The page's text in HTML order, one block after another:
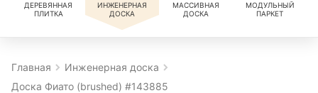
ДЕРЕВЯННАЯ
ПЛИТКА
ИНЖЕНЕРНАЯ
ДОСКА
МАССИВНАЯ
ДОСКА
МОДУЛЬНЫЙ
ПАРКЕТ
Главная
Инженерная доска
Доска Фиато (brushed) #143885